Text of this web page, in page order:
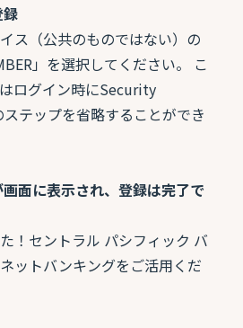
ス（公共のものではない）の
」を選択してください。 こ
ログイン時にSecurity
テップを省略することができ
面に表示され、登録は完了で
！セントラル パシフィック バ
ットバンキングをご活用くだ